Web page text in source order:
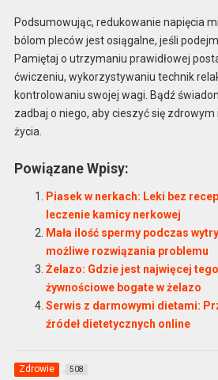
Podsumowując, redukowanie napięcia
bólom pleców jest osiągalne, jeśli
Pamiętaj o utrzymaniu prawidłowej
ćwiczeniu, wykorzystywaniu technik
kontrolowaniu swojej wagi. Bądź
zadbaj o niego, aby cieszyć się
życia.
Powiązane Wpisy:
Piasek w nerkach: Leki bez
leczenie kamicy nerkowej
Mała ilość spermy podczas
możliwe rozwiązania problemu
Żelazo: Gdzie jest najwięcej
żywnościowe bogate w żelazo
Serwis z darmowymi dietami:
źródeł dietetycznych online
Zdrowie 508